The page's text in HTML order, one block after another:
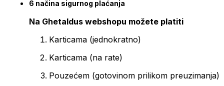
6 načina sigurnog plaćanja
Na Ghetaldus webshopu možete platiti
Karticama (jednokratno)
Karticama (na rate)
Pouzećem (gotovinom prilikom preuzimanja)